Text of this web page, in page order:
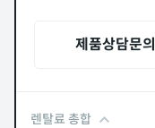
제품상담문의
렌탈료 총합